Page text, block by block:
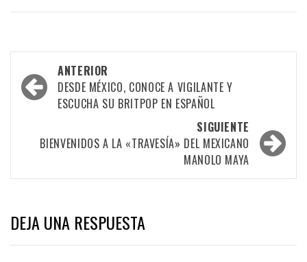
Navegación
por
entradas
ANTERIOR
DESDE MÉXICO, CONOCE A VIGILANTE Y
ESCUCHA SU BRITPOP EN ESPAÑOL
SIGUIENTE
BIENVENIDOS A LA «TRAVESÍA» DEL MEXICANO
MANOLO MAYA
DEJA UNA RESPUESTA